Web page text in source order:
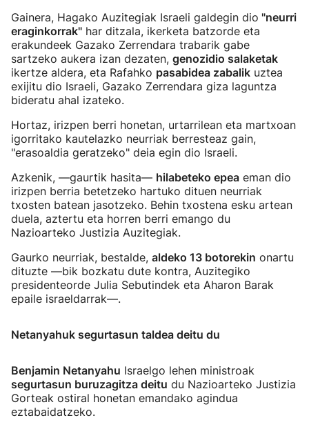
Gainera, Hagako Auzitegiak Israeli galdegin dio "neurri
eraginkorrak" har ditzala, ikerketa batzorde eta
erakundeek Gazako Zerrendara trabarik gabe
sartzeko aukera izan dezaten, genozidio salaketak
ikertze aldera, eta Rafahko pasabidea zabalik uztea
exijitu dio Israeli, Gazako Zerrendara giza laguntza
bideratu ahal izateko.
Hortaz, irizpen berri honetan, urtarrilean eta martxoan
igorritako kautelazko neurriak berresteaz gain,
"erasoaldia geratzeko" deia egin dio Israeli.
Azkenik, —gaurtik hasita— hilabeteko epea eman dio
irizpen berria betetzeko hartuko dituen neurriak
txosten batean jasotzeko. Behin txostena esku artean
duela, aztertu eta horren berri emango du
Nazioarteko Justizia Auzitegiak.
Gaurko neurriak, bestalde, aldeko 13 botorekin onartu
dituzte —bik bozkatu dute kontra, Auzitegiko
presidenteorde Julia Sebutindek eta Aharon Barak
epaile israeldarrak—.
Netanyahuk segurtasun taldea deitu du
Benjamin Netanyahu Israelgo lehen ministroak
segurtasun buruzagitza deitu du Nazioarteko Justizia
Gorteak ostiral honetan emandako agindua
eztabaidatzeko.